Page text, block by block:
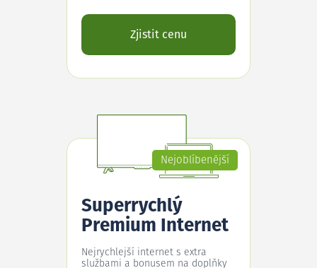
Zjistit cenu
Nejoblíbenější
Superrychlý
Premium Internet
Nejrychlejší internet s extra
službami a bonusem na doplňky